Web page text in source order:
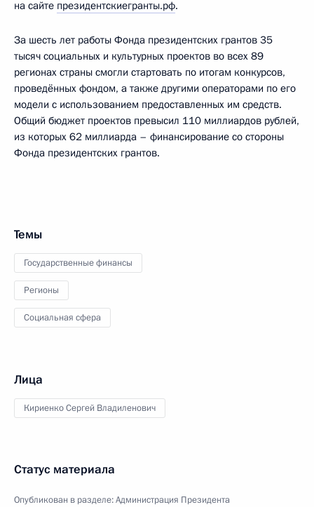
на сайте президентскиегранты.рф.
За шесть лет работы Фонда президентских грантов 35
тысяч социальных и культурных проектов во всех 89
регионах страны смогли стартовать по итогам конкурсов,
проведённых фондом, а также другими операторами по его
модели с использованием предоставленных им средств.
Общий бюджет проектов превысил 110 миллиардов рублей,
из которых 62 миллиарда – финансирование со стороны
Фонда президентских грантов.
Темы
Государственные финансы
Регионы
Социальная сфера
Лица
Кириенко Сергей Владиленович
Статус материала
Опубликован в разделе:Администрация Президента